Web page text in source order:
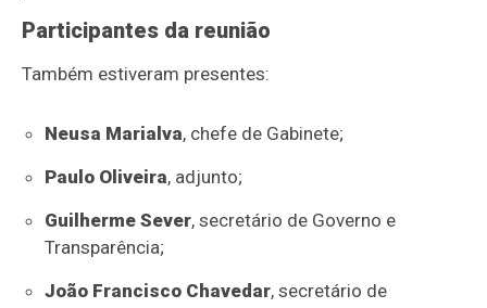
Participantes da reunião
Também estiveram presentes:
Neusa Marialva, chefe de Gabinete;
Paulo Oliveira, adjunto;
Guilherme Sever, secretário de Governo e
Transparência;
João Francisco Chavedar, secretário de